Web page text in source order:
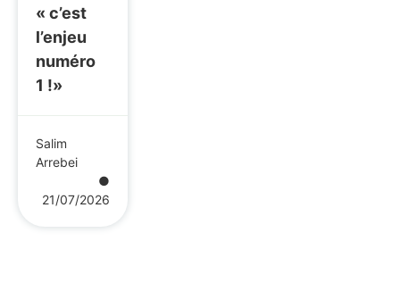
« c’est
l’enjeu
numéro
1 !»
Salim
Arrebei
●
21/07/2026